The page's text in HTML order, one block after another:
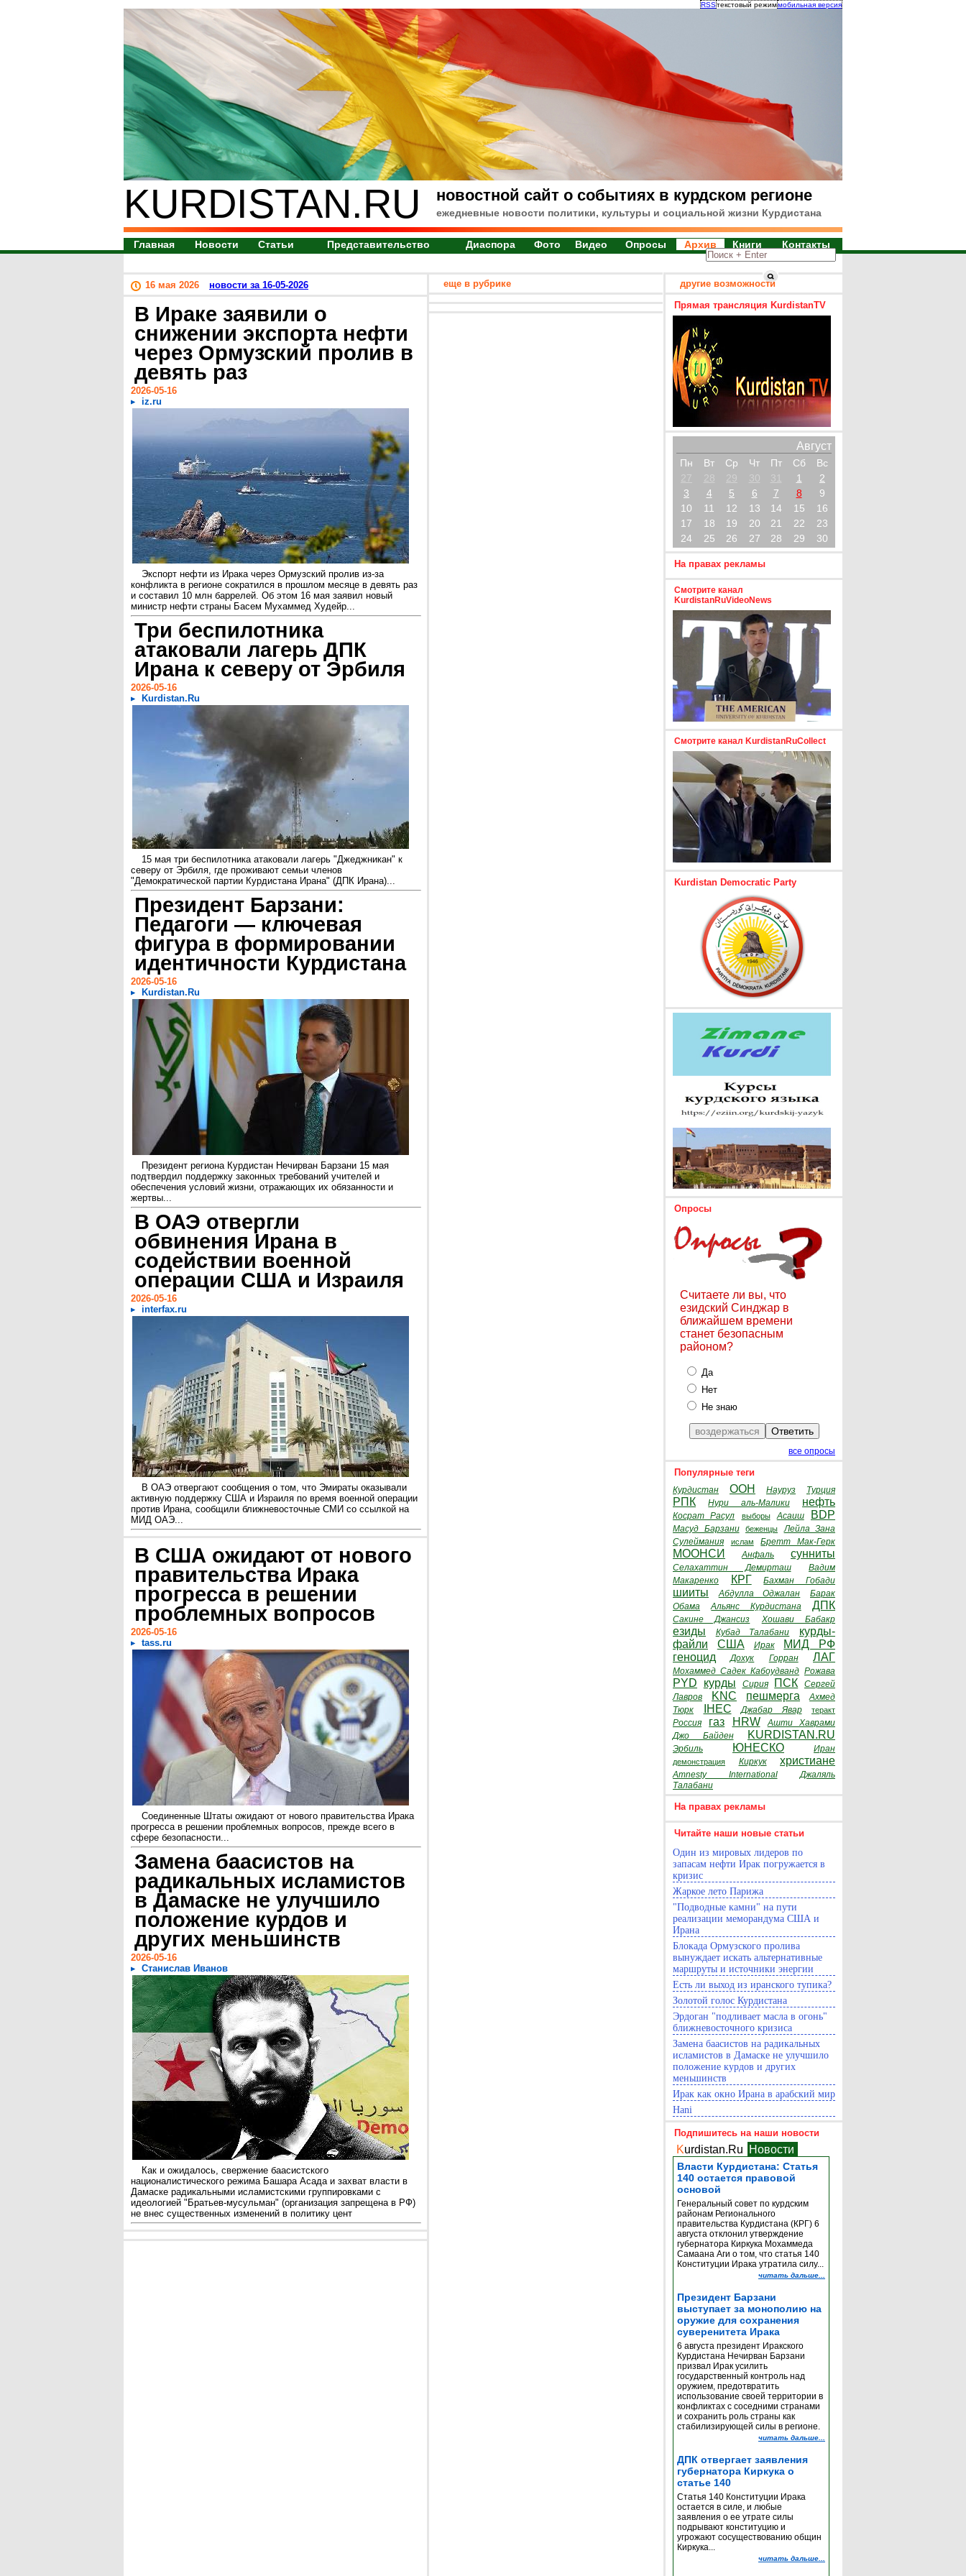
RSSтекстовый режиммобильная версия
KURDISTAN.RU новостной сайт о событиях в курдском регионе
ежедневные новости политики, культуры и социальной жизни Курдистана
Главная Новости Статьи Представительство Диаспора Фото Видео Опросы Архив Книги Контакты
16 мая 2026 новости за 16-05-2026
В Ираке заявили о
снижении экспорта нефти
через Ормузский пролив в
девять раз
2026-05-16
iz.ru
Экспорт нефти из Ирака через Ормузский пролив из-за
конфликта в регионе сократился в прошлом месяце в девять раз
и составил 10 млн баррелей. Об этом 16 мая заявил новый
министр нефти страны Басем Мухаммед Худейр...
Три беспилотника
атаковали лагерь ДПК
Ирана к северу от Эрбиля
2026-05-16
Kurdistan.Ru
15 мая три беспилотника атаковали лагерь "Джеджникан" к
северу от Эрбиля, где проживают семьи членов
"Демократической партии Курдистана Ирана" (ДПК Ирана)...
Президент Барзани:
Педагоги — ключевая
фигура в формировании
идентичности Курдистана
2026-05-16
Kurdistan.Ru
Президент региона Курдистан Нечирван Барзани 15 мая
подтвердил поддержку законных требований учителей и
обеспечения условий жизни, отражающих их обязанности и
жертвы...
В ОАЭ отвергли
обвинения Ирана в
содействии военной
операции США и Израиля
2026-05-16
interfax.ru
В ОАЭ отвергают сообщения о том, что Эмираты оказывали
активную поддержку США и Израиля по время военной операции
против Ирана, сообщили ближневосточные СМИ со ссылкой на
МИД ОАЭ...
В США ожидают от нового
правительства Ирака
прогресса в решении
проблемных вопросов
2026-05-16
tass.ru
Соединенные Штаты ожидают от нового правительства Ирака
прогресса в решении проблемных вопросов, прежде всего в
сфере безопасности...
Замена баасистов на
радикальных исламистов
в Дамаске не улучшило
положение курдов и
других меньшинств
2026-05-16
Станислав Иванов
Как и ожидалось, свержение баасистского
националистического режима Башара Асада и захват власти в
Дамаске радикальными исламистскими группировками с
идеологией "Братьев-мусульман" (организация запрещена в РФ)
не внес существенных изменений в политику цент
еще в рубрике
другие возможности
Прямая трансляция KurdistanTV
Август
Пн Вт Ср Чт Пт Сб
Вс
27
28 29 30 31 1
2
3
4 5 6 7 8
9
10
11 12 13 14 15
16
17
18 19 20 21 22
23
24
25 26 27 28 29 30
На правах рекламы
Смотрите канал
KurdistanRuVideoNews
Смотрите канал KurdistanRuCollect
Kurdistan Democratic Party
Опросы
Считаете ли вы, что
езидский Синджар в
ближайшем времени
станет безопасным
районом?
Да
Нет
Не знаю
все опросы
Популярные теги
Курдистан ООН Науруз Турция
РПК Нури аль-Малики нефть
Косрат Расул выборы Асаиш BDP
Масуд Барзани беженцы
Лейла Зана
Сулеймания
ислам Бретт Мак-Герк
МООНСИ Анфаль сунниты
Селахаттин Демирташ
Вадим
Макаренко
КРГ Бахман Гобади
шииты Абдулла Оджалан
Барак
Обама
Альянс Курдистана ДПК
Сакине Джансиз Хошави Бабакр
езиды Кубад Талабани
курды-
файли
США Ирак
МИД РФ
геноцид
Дохук Горран ЛАГ
Мохаммед Садек Кабоудванд Рожава
PYD курды Сирия ПСК
Сергей
Лавров
KNC пешмерга
Ахмед
Тюрк
IHEC Джабар Явар теракт
Россия газ HRW
Ашти Хаврами
Джо Байден
KURDISTAN.RU
Эрбиль ЮНЕСКО Иран
демонстрация Киркук христиане
Amnesty International
Джаляль
Талабани
На правах рекламы
Читайте наши новые статьи
Один из мировых лидеров по
запасам нефти Ирак погружается в
кризис
Жаркое лето Парижа
"Подводные камни" на пути
реализации меморандума США и
Ирана
Блокада Ормузского пролива
вынуждает искать альтернативные
маршруты и источники энергии
Есть ли выход из иранского тупика?
Золотой голос Курдистана
Эрдоган "подливает масла в огонь"
ближневосточного кризиса
Замена баасистов на радикальных
исламистов в Дамаске не улучшило
положение курдов и других
меньшинств
Ирак как окно Ирана в арабский мир
Hani
Подпишитесь на наши новости
Kurdistan.Ru Новости
Власти Курдистана: Статья
140 остается правовой
основой
Генеральный совет по курдским
районам Регионального
правительства Курдистана (КРГ) 6
августа отклонил утверждение
губернатора Киркука Мохаммеда
Самаана Аги о том, что статья 140
Конституции Ирака утратила силу...
читать дальше...
Президент Барзани
выступает за монополию на
оружие для сохранения
суверенитета Ирака
6 августа президент Иракского
Курдистана Нечирван Барзани
призвал Ирак усилить
государственный контроль над
оружием, предотвратить
использование своей территории в
конфликтах с соседними странами
и сохранить роль страны как
стабилизирующей силы в регионе.
читать дальше...
ДПК отвергает заявления
губернатора Киркука о
статье 140
Статья 140 Конституции Ирака
остается в силе, и любые
заявления о ее утрате силы
подрывают конституцию и
угрожают сосуществованию общин
Киркука...
читать дальше...